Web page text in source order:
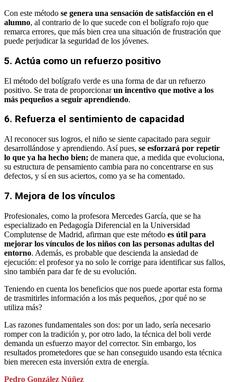
Con este método se genera una sensación de satisfacción en el
alumno, al contrario de lo que sucede con el bolígrafo rojo que
remarca errores, que más bien crea una situación de frustración que
puede perjudicar la seguridad de los jóvenes.
5. Actúa como un refuerzo positivo
El método del bolígrafo verde es una forma de dar un refuerzo
positivo. Se trata de proporcionarun incentivo que motive a los
más pequeños a seguir aprendiendo.
6. Refuerza el sentimiento de capacidad
Al reconocer sus logros, el niño se siente capacitado para seguir
desarrollándose y aprendiendo. Así pues, se esforzará por repetir
lo que ya ha hecho bien; de manera que, a medida que evoluciona,
su estructura de pensamiento cambia para no concentrarse en sus
defectos, y sí en sus aciertos, como ya se ha comentado.
7. Mejora de los vínculos
Profesionales, como la profesora Mercedes García, que se ha
especializado en Pedagogía Diferencial en la Universidad
Complutense de Madrid, afirman que este método es útil para
mejorar los vínculos de los niños con las personas adultas del
entorno. Además, es probable que descienda la ansiedad de
ejecución: el profesor ya no solo le corrige para identificar sus fallos,
sino también para dar fe de su evolución.
Teniendo en cuenta los beneficios que nos puede aportar esta forma
de trasmitirles información a los más pequeños, ¿por qué no se
utiliza más?
Las razones fundamentales son dos: por un lado, sería necesario
romper con la tradición y, por otro lado, la técnica del boli verde
demanda un esfuerzo mayor del corrector. Sin embargo, los
resultados prometedores que se han conseguido usando esta técnica
bien merecen esta inversión extra de energía.
Pedro González Núñez